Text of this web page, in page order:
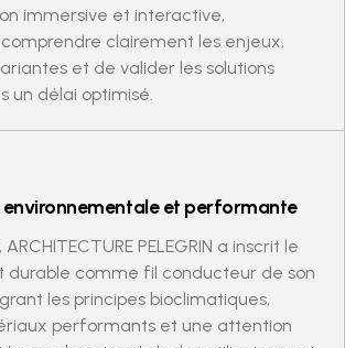
immersive et interactive,
clairement les enjeux,
et de valider les solutions
un délai optimisé.
environnementale et performante
PELEGRIN a inscrit le
durable comme fil conducteur de son
les principes bioclimatiques,
performants et une attention